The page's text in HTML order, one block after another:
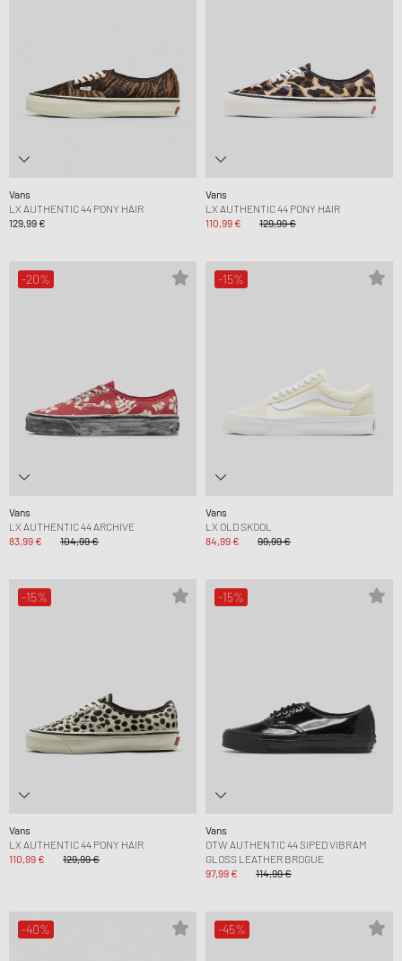
Vans
LX AUTHENTIC 44 PONY HAIR
129,99 €
Vans
LX AUTHENTIC 44 PONY HAIR
110,99 €
129,99 €
-20%
Vans
LX AUTHENTIC 44 ARCHIVE
83,99 €
104,99 €
-15%
Vans
LX OLD SKOOL
84,99 €
99,99 €
-15%
Vans
LX AUTHENTIC 44 PONY HAIR
110,99 €
129,99 €
-15%
Vans
OTW AUTHENTIC 44 SIPED VIBRAM
GLOSS LEATHER BROGUE
97,99 €
114,99 €
-40% -45%